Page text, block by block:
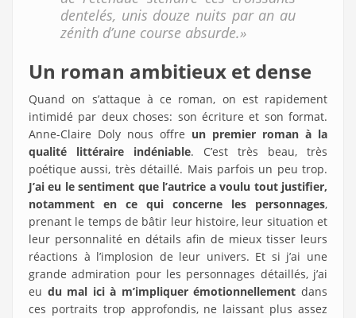
dentelés, unis douze nuits par an au
zénith d’une course absurde.»
Un roman ambitieux et dense
Quand on s’attaque à ce roman, on est rapidement
intimidé par deux choses: son écriture et son format.
Anne-Claire Doly nous offre un premier roman à la
qualité littéraire indéniable. C’est très beau, très
poétique aussi, très détaillé. Mais parfois un peu trop.
J’ai eu le sentiment que l’autrice a voulu tout justifier,
notamment en ce qui concerne les personnages,
prenant le temps de bâtir leur histoire, leur situation et
leur personnalité en détails afin de mieux tisser leurs
réactions à l’implosion de leur univers. Et si j’ai une
grande admiration pour les personnages détaillés, j’ai
eu du mal ici à m’impliquer émotionnellementdans
ces portraits trop approfondis, ne laissant plus assez